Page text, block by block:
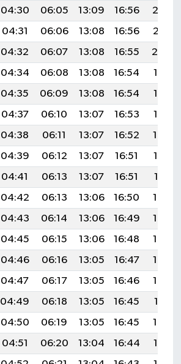
04:30 06:05 13:09 16:56
20:02
04:31 06:06 13:08 16:56
20:01
04:32 06:07 13:08 16:55
20:00
04:34 06:08 13:08 16:54
19:58
04:35 06:09 13:08 16:54
19:57
04:37 06:10 13:07 16:53
19:55
04:38 06:11 13:07 16:52
19:54
04:39 06:12 13:07 16:51
19:52
04:41 06:13 13:07 16:51
19:51
04:42 06:13 13:06 16:50
19:49
04:43 06:14 13:06 16:49
19:48
04:45 06:15 13:06 16:48
19:46
04:46 06:16 13:05 16:47
19:45
04:47 06:17 13:05 16:46
19:43
04:49 06:18 13:05 16:45
19:41
04:50 06:19 13:05 16:45
19:40
04:51 06:20 13:04 16:44
19:38